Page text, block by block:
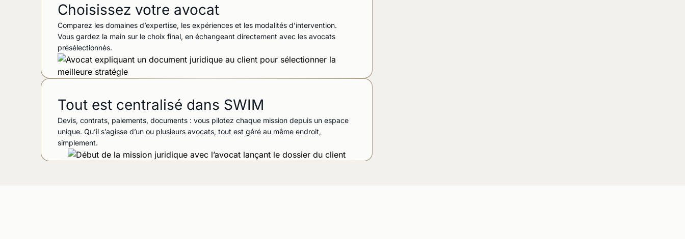
Choisissez votre avocat
Comparez les domaines d’expertise, les expériences et les modalités d’intervention.
Vous gardez la main sur le choix final, en échangeant directement avec les avocats
présélectionnés.
Tout est centralisé dans SWIM
Devis, contrats, paiements, documents : vous pilotez chaque mission depuis un espace
unique. Qu’il s’agisse d’un ou plusieurs avocats, tout est géré au même endroit,
simplement.